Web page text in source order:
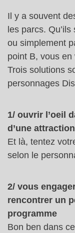
Il y a souvent
les parcs.
ou simplement
point B, vous
Trois solutions
personnages
1/ ouvrir l’oeil
d’une
Et là, tentez
selon le
2/ vous
rencontrer un
programme
Bon ben dans